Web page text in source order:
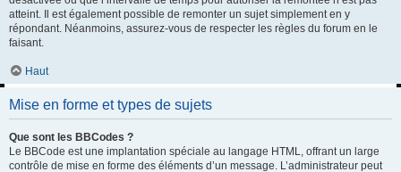
atteint. Il est également possible de remonter un sujet simplement en y
répondant. Néanmoins, assurez-vous de respecter les règles du forum en le
faisant.
Haut
Mise en forme et types de sujets
Que sont les BBCodes ?
Le BBCode est une implantation spéciale au langage HTML, offrant un large
contrôle de mise en forme des éléments d’un message. L’administrateur peut